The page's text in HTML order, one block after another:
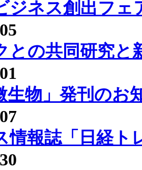
ジネス創出フェ
との共同研究と
生物」発刊のお
情報誌「日経ト